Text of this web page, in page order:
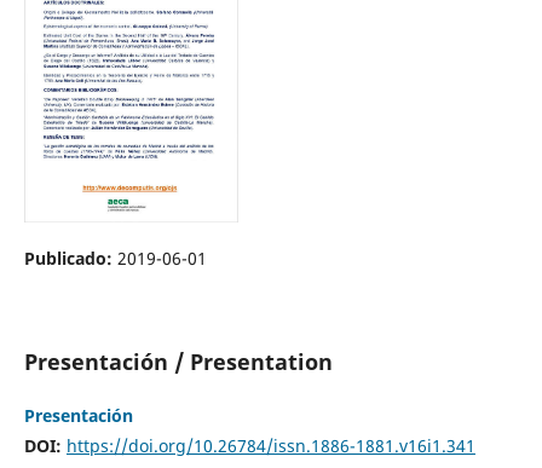
Publicado: 2019-06-01
Presentación / Presentation
Presentación
DOI: https://doi.org/10.26784/issn.1886-1881.v16i1.341